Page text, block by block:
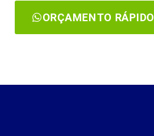
ORÇAMENTO RÁPIDO